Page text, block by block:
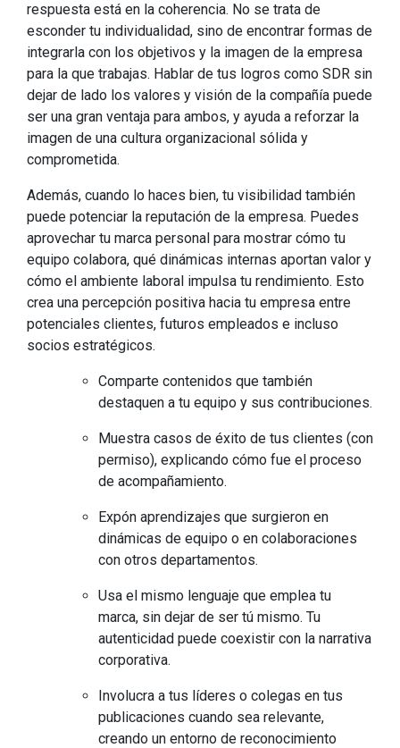
respuesta está en la coherencia. No se trata de
esconder tu individualidad, sino de encontrar formas de
integrarla con los objetivos y la imagen de la empresa
para la que trabajas. Hablar de tus logros como SDR sin
dejar de lado los valores y visión de la compañía puede
ser una gran ventaja para ambos, y ayuda a reforzar la
imagen de una cultura organizacional sólida y
comprometida.
Además, cuando lo haces bien, tu visibilidad también
puede potenciar la reputación de la empresa. Puedes
aprovechar tu marca personal para mostrar cómo tu
equipo colabora, qué dinámicas internas aportan valor y
cómo el ambiente laboral impulsa tu rendimiento. Esto
crea una percepción positiva hacia tu empresa entre
potenciales clientes, futuros empleados e incluso
socios estratégicos.
Comparte contenidos que también
destaquen a tu equipo y sus contribuciones.
Muestra casos de éxito de tus clientes (con
permiso), explicando cómo fue el proceso
de acompañamiento.
Expón aprendizajes que surgieron en
dinámicas de equipo o en colaboraciones
con otros departamentos.
Usa el mismo lenguaje que emplea tu
marca, sin dejar de ser tú mismo. Tu
autenticidad puede coexistir con la narrativa
corporativa.
Involucra a tus líderes o colegas en tus
publicaciones cuando sea relevante,
creando un entorno de reconocimiento